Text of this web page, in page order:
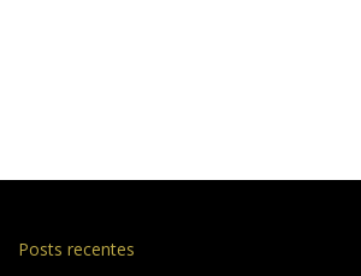
Posts recentes